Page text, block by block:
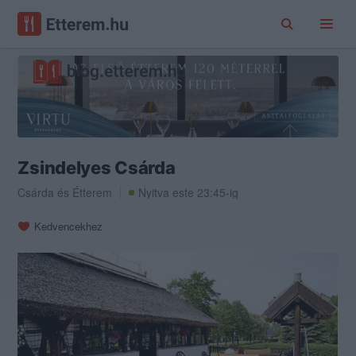
Zsindelyes Csárda
Csárda és Étterem Nyitva este 23:45-ig
Kedvencekhez